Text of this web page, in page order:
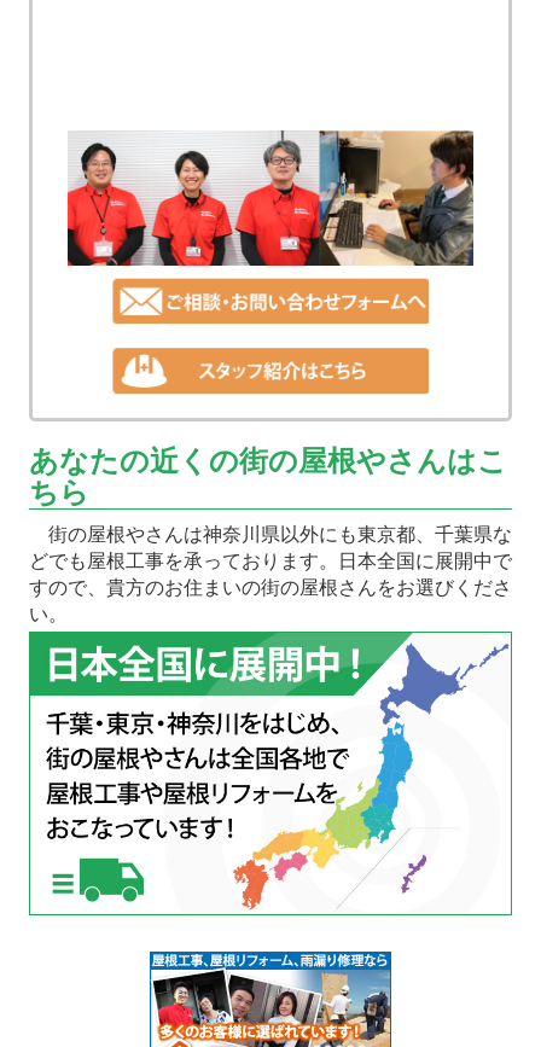
あなたの近くの街の屋根やさんはこ
ちら
街の屋根やさんは神奈川県以外にも東京都、千葉県な
どでも屋根工事を承っております。日本全国に展開中で
すので、貴方のお住まいの街の屋根さんをお選びくださ
い。